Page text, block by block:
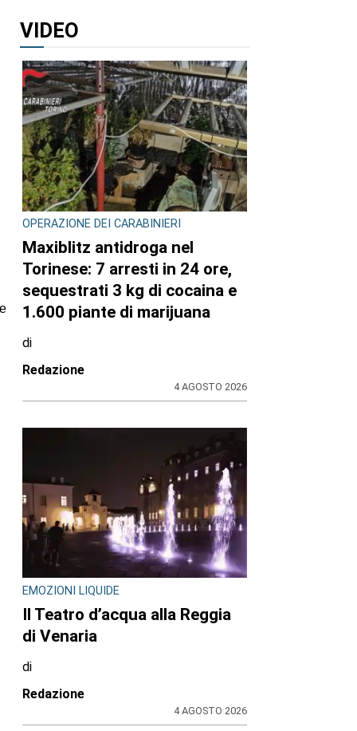
VIDEO
OPERAZIONE DEI CARABINIERI
Maxiblitz antidroga nel
Torinese: 7 arresti in 24 ore,
sequestrati 3 kg di cocaina e
1.600 piante di marijuana
di
Redazione
4 AGOSTO 2026
EMOZIONI LIQUIDE
Il Teatro d’acqua alla Reggia
di Venaria
di
Redazione
4 AGOSTO 2026